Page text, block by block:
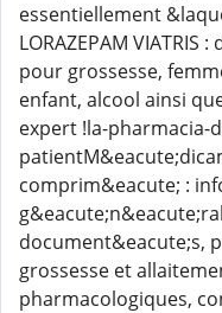
essentiellement
LORAZEPAM
pour grossesse,
enfant, alcool ainsi
expert !la-pharmacia-
comprim&eacute; :
document&eacute;s,
grossesse et
pharmacologiques,